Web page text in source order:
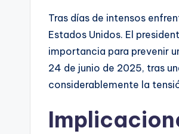
Tras días de intensos
Estados Unidos. El
importancia para prevenir
24 de junio de 2025, tras
considerablemente la